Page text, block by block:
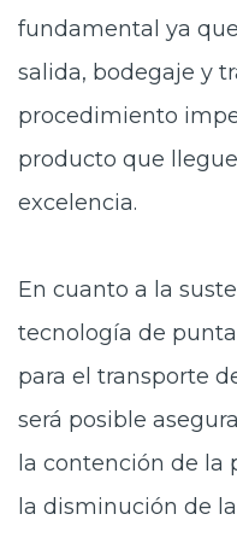
fundamental ya
salida, bodegaje y
procedimiento
producto que
excelencia.
En cuanto a la
tecnología de
para el transporte
será posible
la contención de la
la disminución de